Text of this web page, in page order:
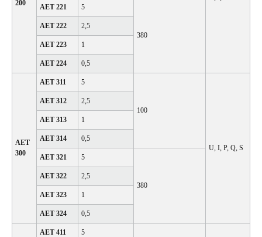
200
АЕТ 221
5
380
АЕТ 222 2,5
АЕТ 223 1
АЕТ 224 0,5
АЕТ
300
АЕТ 311 5
100
U, I, P, Q, S
АЕТ 312 2,5
АЕТ 313 1
АЕТ 314 0,5
АЕТ 321 5
380
АЕТ 322 2,5
АЕТ 323 1
АЕТ 324 0,5
АЕТ 411 5